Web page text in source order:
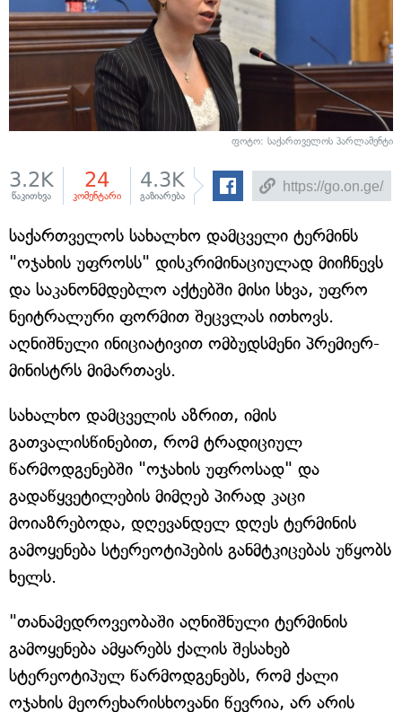
ფოტო: საქართველოს პარლამენტი
3.2K
წაკითხვა
24
კომენტარი
4.3K
გაზიარება
საქართველოს სახალხო დამცველი ტერმინს
"ოჯახის უფროსს" დისკრიმინაციულად მიიჩნევს
და საკანონმდებლო აქტებში მისი სხვა, უფრო
ნეიტრალური ფორმით შეცვლას ითხოვს.
აღნიშნული ინიციატივით ომბუდსმენი პრემიერ-
მინისტრს მიმართავს.
სახალხო დამცველის აზრით, იმის
გათვალისწინებით, რომ ტრადიციულ
წარმოდგენებში "ოჯახის უფროსად" და
გადაწყვეტილების მიმღებ პირად კაცი
მოიაზრებოდა, დღევანდელ დღეს ტერმინის
გამოყენება სტერეოტიპების განმტკიცებას უწყობს
ხელს.
"თანამედროვეობაში აღნიშნული ტერმინის
გამოყენება ამყარებს ქალის შესახებ
სტერეოტიპულ წარმოდგენებს, რომ ქალი
ოჯახის მეორეხარისხოვანი წევრია, არ არის